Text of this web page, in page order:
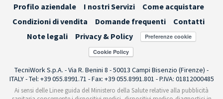
Profilo aziendale I nostri Servizi
Come acquistare
Condizioni di vendita
Domande frequenti
Contatti
Note legali
Privacy & Policy Preferenze cookie
TecniWork S.p.A. - Via R. Benini 8 - 50013 Campi Bisenzio (Firenze) -
ITALY - Tel: +39 055.8991.71 - Fax: +39 055.8991.801 - P.IVA: 01812000485
Ai sensi delle Linee guida del Ministero della Salute relative alla pubblicità